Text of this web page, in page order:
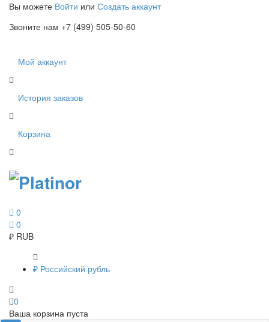
Вы можете Войти или Создать аккаунт
Звоните нам +7 (499) 505-50-60
Мой аккаунт
История заказов
Корзина
0
0
₽ RUB
₽ Российский рубль
0
Ваша корзина пуста